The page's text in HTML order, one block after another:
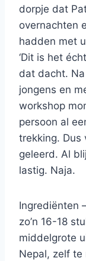
dorpje dat
overnachten
hadden met
‘Dit is het
dat dacht.
jongens en
workshop
persoon al
trekking. Dus
geleerd. Al
lastig. Naja.
Ingrediënten
zo’n 16-18
middelgrote
Nepal, zelf te